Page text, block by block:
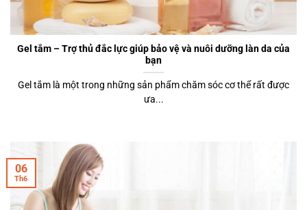
Gel tắm – Trợ thủ đắc lực giúp bảo vệ và nuôi dưỡng làn da của
bạn
Gel tắm là một trong những sản phẩm chăm sóc cơ thể rất được
ưa...
06
Th6